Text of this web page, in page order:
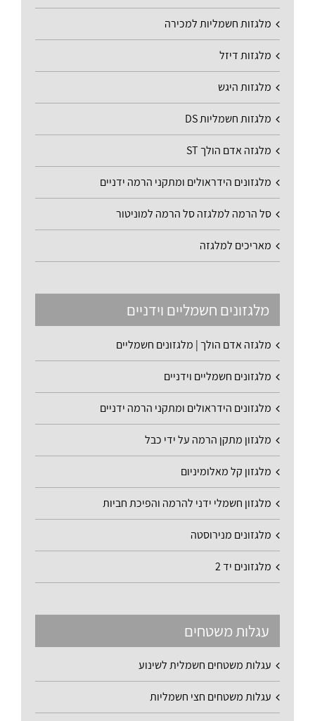
מלגזות חשמליות למכירה
מלגזות דיזל
מלגזות היגש
מלגזות חשמליות DS
מלגזה אדם הולך ST
מלגזונים הידראולים ומתקני הרמה ידניים
סל הרמה למלגזה סל הרמה למוניטור
מאריכים למלגזה
מלגזונים חשמליים וידניים
מלגזה אדם הולך | מלגזונים חשמליים
מלגזונים חשמליים וידניים
מלגזונים הידראולים ומתקני הרמה ידניים
מלגזון מתקן הרמה על ידי כבל
מלגזון קל מאלומיניום
מלגזון חשמלי ידני להרמה והפיכת חביות
מלגזונים מנירוסטה
מלגזונים יד 2
עגלות משטחים
עגלות משטחים חשמלית לשינוע
עגלות משטחים חצי חשמליות